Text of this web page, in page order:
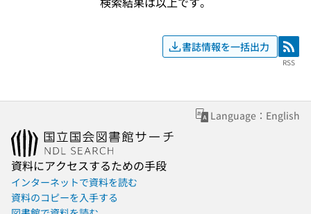
書誌情報を一括出力 RSS
RSS
Language：English
資料にアクセスするための手段
インターネットで資料を読む
資料のコピーを入手する